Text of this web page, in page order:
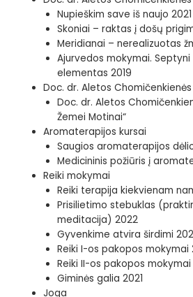
Nupieškim save iš naujo 2021
Skoniai – raktas į došų
Meridianai – nerealizuotas
Ajurvedos mokymai.
elementas 2019
Doc. dr. Aletos
Doc. dr. Aletos
Žemei Motinai“
Aromaterapijos kursai
Saugios aromaterapijos
Medicininis požiūris į
Reiki mokymai
Reiki terapija kiekvienam
Prisilietimo stebuklas
meditacija) 2022
Gyvenkime atvira širdimi
Reiki I-os pakopos mokymai
Reiki II-os pakopos mokymai
Giminės galia 2021
Joga